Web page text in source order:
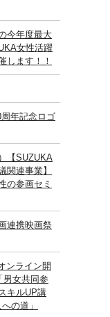
今年度最大
女性活躍
します！！
年記念ロゴ
【SUZUKA
関連事業】
の参画セミ
連携映画祭
ンライン開
男女共同参
キルUP講
の道」